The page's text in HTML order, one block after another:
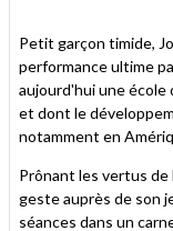
Petit garçon timide,
performance ultime
aujourd'hui une école
et dont le
notamment en
Prônant les vertus
geste auprès de son
séances dans un